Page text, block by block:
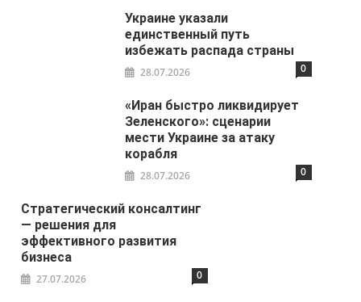
Украине указали
единственный путь
избежать распада страны
28.07.2026 0
«Иран быстро ликвидирует
Зеленского»: сценарии
мести Украине за атаку
корабля
28.07.2026 0
Стратегический консалтинг
— решения для
эффективного развития
бизнеса
27.07.2026 0